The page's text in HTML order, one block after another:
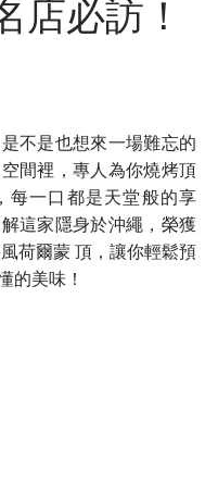
店必訪！
不是也想來一場難忘的
間裡，專人為你燒烤頂
每一口都是天堂般的享
這家隱身於沖繩，榮獲
荷爾蒙 頂，讓你輕鬆預
的美味！